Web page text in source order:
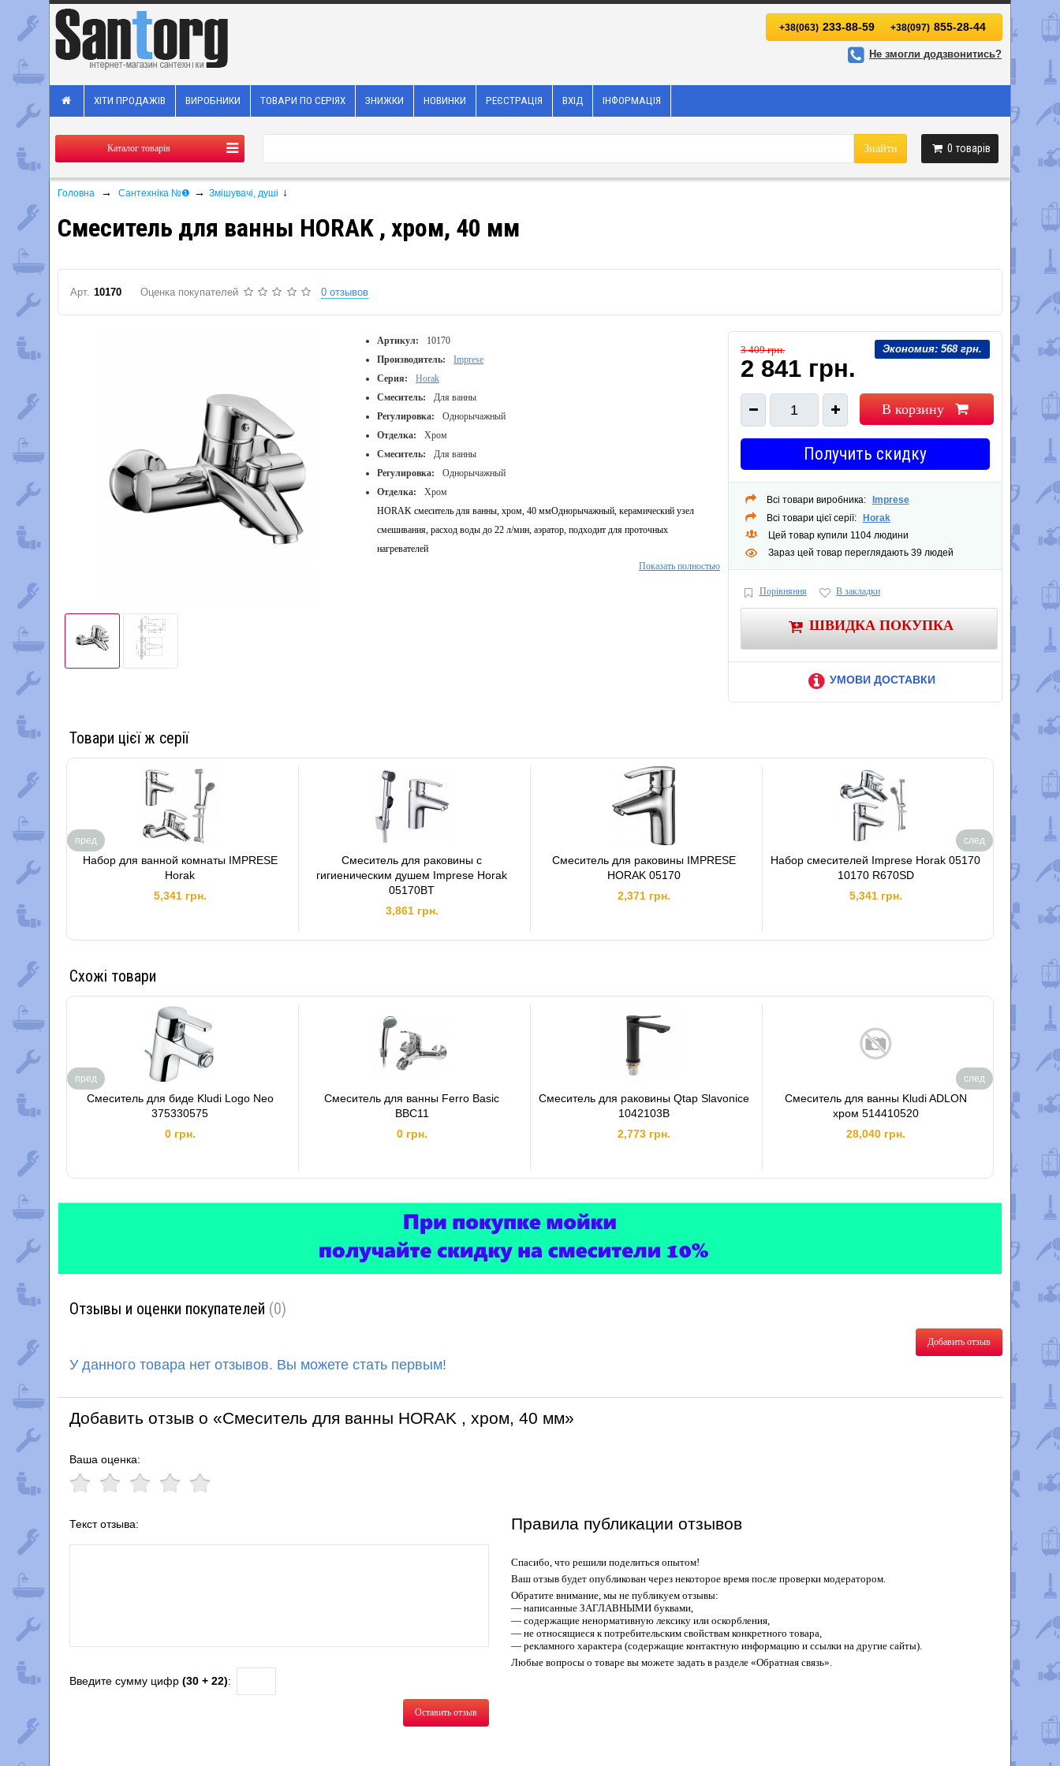
+38(063) 233-88-59 +38(097) 855-28-44
Не змогли додзвонитись?
ХІТИ ПРОДАЖІВ ВИРОБНИКИ ТОВАРИ ПО СЕРІЯХ ЗНИЖКИ НОВИНКИ РЕЄСТРАЦІЯ ВХІД ІНФОРМАЦІЯ
Каталог товарів 0 товарів
Знайти
Головна → Сантехніка №❶ → Змішувачі, душі ↓
Смеситель для ванны HORAK , хром, 40 мм
Арт. 10170 Оценка покупателей 0 отзывов
Артикул:
10170
Производитель:
Imprese
Серия:
Horak
Смеситель:
Для ванны
Регулировка:
Однорычажный
Отделка:
Хром
Смеситель:
Для ванны
Регулировка:
Однорычажный
Отделка:
Хром
HORAK смеситель для ванны, хром, 40 ммОднорычажный, керамический узел
смешивания, расход воды до 22 л/мин, аэратор, подходит для проточных
нагревателей
Показать полностью
Экономия: 568 грн.
3 409 грн.
2 841 грн.
1 В корзину
Получить скидку
Всі товари виробника:
Imprese
Всі товари цієї серії:
Horak
Цей товар купили 1104 людини
Зараз цей товар переглядають 39 людей
Порівняння В закладки
ШВИДКА ПОКУПКА
УМОВИ ДОСТАВКИ
Товари цієї ж серії
Набор для ванной комнаты IMPRESE
Horak
5,341 грн.
Смеситель для раковины с
гигиеническим душем Imprese Horak
05170BT
3,861 грн.
Смеситель для раковины IMPRESE
HORAK 05170
2,371 грн.
Набор смесителей Imprese Horak 05170
10170 R670SD
5,341 грн.
пред след
Схожі товари
Смеситель для биде Kludi Logo Neo
375330575
0 грн.
Смеситель для ванны Ferro Basic
BBC11
0 грн.
Смеситель для раковины Qtap Slavonice
1042103B
2,773 грн.
Смеситель для ванны Kludi ADLON
хром 514410520
28,040 грн.
пред след
Отзывы и оценки покупателей (0)
Добавить отзыв
У данного товара нет отзывов. Вы можете стать первым!
Добавить отзыв о «Смеситель для ванны HORAK , хром, 40 мм»
Ваша оценка:
Текст отзыва:
Введите сумму цифр (30 + 22):
Оставить отзыв
Правила публикации отзывов
Спасибо, что решили поделиться опытом!
Ваш отзыв будет опубликован через некоторое время после проверки модератором.
Обратите внимание, мы не публикуем отзывы:
— написанные ЗАГЛАВНЫМИ буквами,
— содержащие ненормативную лексику или оскорбления,
— не относящиеся к потребительским свойствам конкретного товара,
— рекламного характера (содержащие контактную информацию и ссылки на другие сайты).
Любые вопросы о товаре вы можете задать в разделе «Обратная связь».